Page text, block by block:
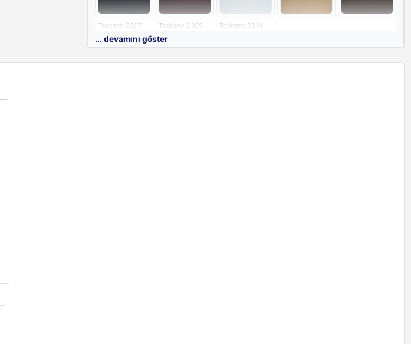
ofis koltukları uluslararası kalite standartlarına uygun olarak imal edilmektedir.
Toskano 2307 Toskano 2309 Toskano 2314
... devamını göster